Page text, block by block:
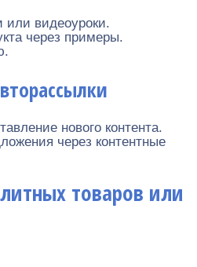
или видеоуроки.
через примеры.
нового контента.
через контентные
товаров или